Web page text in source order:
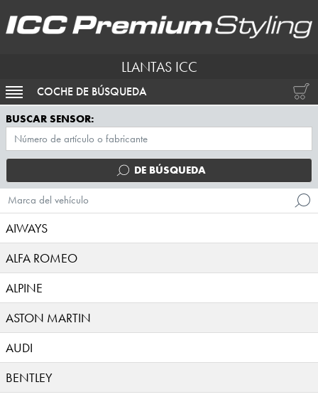
LLANTAS ICC
ACTIVAR NAVEGACIÓN
COCHE DE BÚSQUEDA
BUSCAR SENSOR:
DE BÚSQUEDA
Marca del vehículo
AIWAYS
ALFA ROMEO
ALPINE
ASTON MARTIN
AUDI
BENTLEY